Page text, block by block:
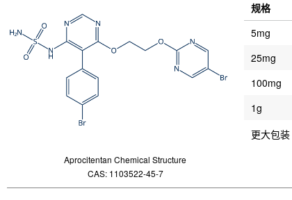
Aprocitentan Chemical Structure
CAS: 1103522-45-7
规格
5mg
25mg
100mg
1g
更大包装